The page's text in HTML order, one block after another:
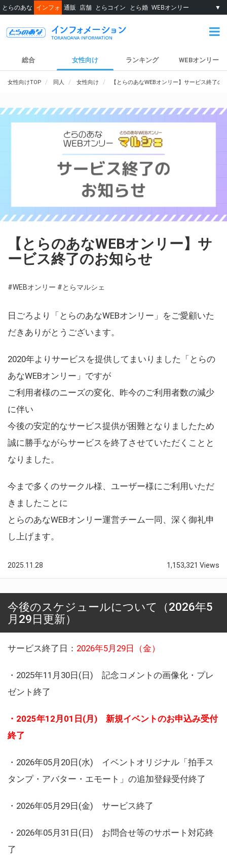
とらのあな インフォ 通販 店舗 とらコイン とら婚 WEBオンリー ▼
総合 女性向け ランキング WEBオンリー
女性向けTOP 同人 女性向け 【とらのあなWEBオンリー】サービス終了の
【とらのあなWEBオンリー】サ
ービス終了のお知らせ
#WEBオンリー #とらマルシェ
日ごろより「とらのあなWEBオンリー」をご愛顧いた
だきありがとうございます。
2020年よりサービスを提供してまいりました「とらの
あなWEBオンリー」ですが
ご利用者様のニーズの変化、昨今のご利用者数の減少
に伴い
今後の安定的なサービス提供が困難となりましたため
誠に勝手ながらサービスを終了させていただくことと
なりました。
今まで多くのサークル様、ユーザー様にご利用いただ
きましたことに
とらのあなWEBオンリー運営チーム一同、深く御礼申
し上げます。
2025.11.28 1,153,321 Views
今後のスケジュールについて（2026年5
月29日更新）
サービス終了日： 2026年5月29日（金）
・2025年11月30日(日) 記念コメントの画像化・プレ
ゼント終了
・2025年12月01日(月) 新規イベントのお申込み受付
終了
・2026年05月20日(水) イベントオリジナル「拍手ス
タンプ・アバター・エモート」の追加登録受付終了
・2026年05月29日(金) サービス終了
・2026年05月31日(日) お問合せ等のサポート対応終
了